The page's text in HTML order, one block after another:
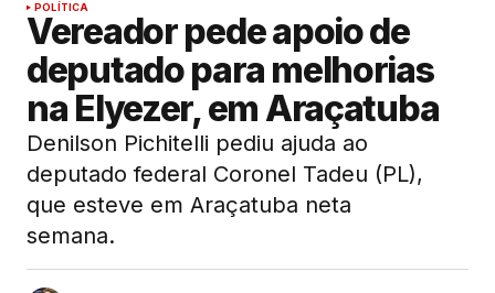
POLÍTICA
Vereador pede apoio de
deputado para melhorias
na Elyezer, em Araçatuba
Denilson Pichitelli pediu ajuda ao
deputado federal Coronel Tadeu (PL),
que esteve em Araçatuba neta
semana.